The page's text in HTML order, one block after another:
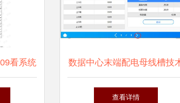
看系统
口信息
数据中心末端配电母线槽技
的应用及产品监控选型分析
查看详情